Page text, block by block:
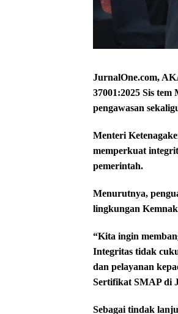
JurnalOne.com,
37001:2025 Sis
pengawasan
Menteri
memperkuat
pemerintah.
Menurutnya,
lingkungan
“Kita ingin
Integritas tidak
dan pelayanan
Sertifikat SMAP di
Sebagai tindak